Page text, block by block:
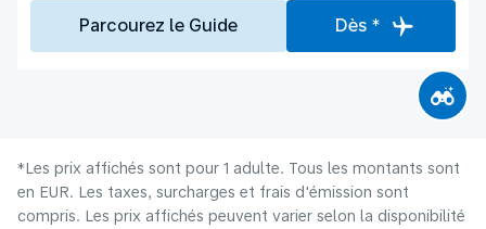
Parcourez le Guide Dès *
*Les prix affichés sont pour 1 adulte. Tous les montants sont
en EUR. Les taxes, surcharges et frais d'émission sont
compris. Les prix affichés peuvent varier selon la disponibilité